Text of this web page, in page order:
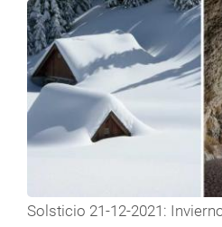
Solsticio 21-12-2021: